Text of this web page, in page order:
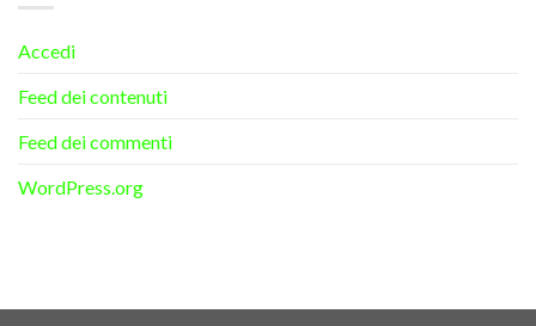
Accedi
Feed dei contenuti
Feed dei commenti
WordPress.org